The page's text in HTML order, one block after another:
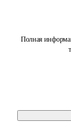
Полная